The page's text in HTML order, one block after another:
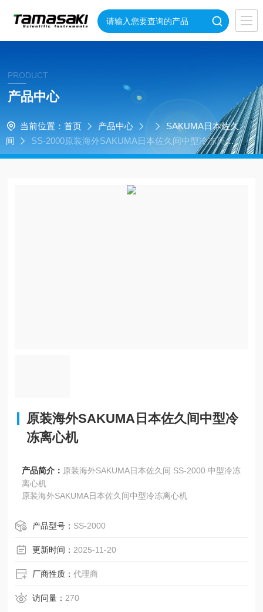
PRODUCT
产品中心
当前位置： 首页 产品中心
SAKUMA日本佐久
间
SS-2000原装海外SAKUMA日本佐久间中型冷冻离心
机
原装海外SAKUMA日本佐久间中型冷
冻离心机
产品简介： 原装海外SAKUMA日本佐久间 SS-2000 中型冷冻
离心机
原装海外SAKUMA日本佐久间中型冷冻离心机
产品型号： SS-2000
更新时间： 2025-11-20
厂商性质：代理商
访问量： 270